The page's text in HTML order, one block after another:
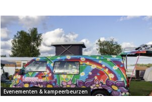
Evenementen & kampeerbeurzen